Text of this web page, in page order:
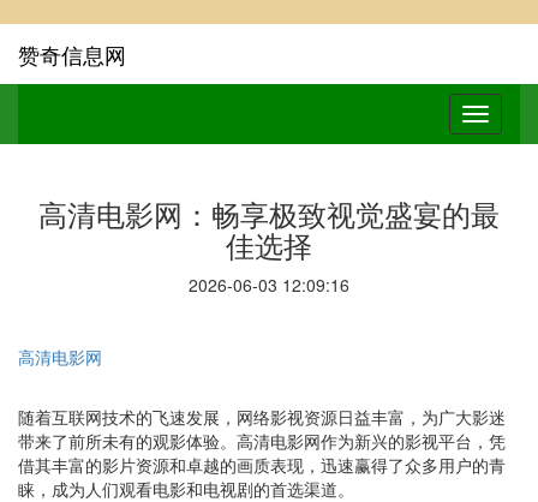
赞奇信息网
高清电影网：畅享极致视觉盛宴的最
佳选择
2026-06-03 12:09:16
高清电影网
随着互联网技术的飞速发展，网络影视资源日益丰富，为广大影迷
带来了前所未有的观影体验。高清电影网作为新兴的影视平台，凭
借其丰富的影片资源和卓越的画质表现，迅速赢得了众多用户的青
睐，成为人们观看电影和电视剧的首选渠道。